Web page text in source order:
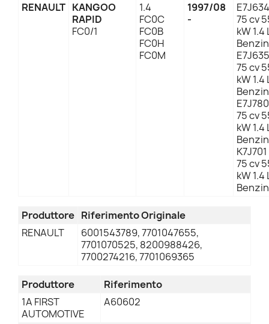
RENAULT KANGOO
RAPID
FC0/1
1.4
FC0C
FC0B
FC0H
FC0M
1997/08
-
E7J634
75 cv
kW 1.4
E7J635
75 cv
kW 1.4
E7J780
75 cv
kW 1.4
K7J701
75 cv
kW 1.4
Produttore Riferimento Originale
RENAULT
6001543789, 7701047655,
7701070525, 8200988426,
7700274216, 7701069365
Produttore
Riferimento
1A FIRST
AUTOMOTIVE
A60602